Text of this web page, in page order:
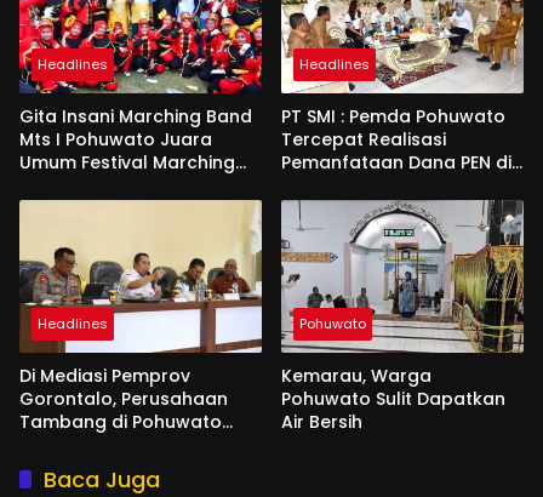
Headlines
Gita Insani Marching Band
Mts I Pohuwato Juara
Umum Festival Marching
Headlines
PT SMI : Pemda Pohuwato
Tercepat Realisasi
Pemanfataan Dana PEN di
Headlines
Di Mediasi Pemprov
Gorontalo, Perusahaan
Tambang di Pohuwato
Ribuan Penambang
Pohuwato
Kemarau, Warga
Pohuwato Sulit Dapatkan
Air Bersih
Baca Juga